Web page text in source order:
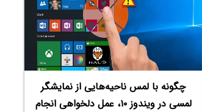
چگونه با لمس ناحیه‌هایی از نمایشگر
لمسی در ویندوز ۱۰، عمل دلخواهی انجام